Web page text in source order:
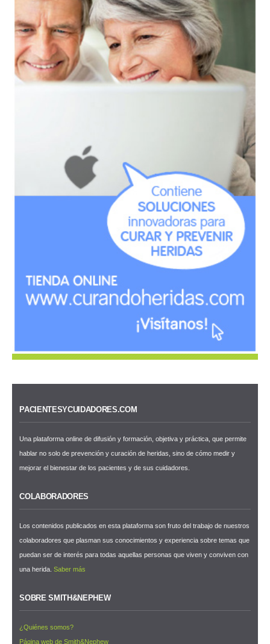
PACIENTESYCUIDADORES.COM
Una plataforma online de difusión y formación, objetiva y práctica, que permite
hablar no solo de prevención y curación de heridas, sino de cómo medir y
mejorar el bienestar de los pacientes y de sus cuidadores.
COLABORADORES
Los contenidos publicados en esta plataforma son fruto del trabajo de nuestros
colaboradores que plasman sus conocimientos y experiencia sobre temas que
puedan ser de interés para todas aquellas personas que viven y conviven con
una herida.Saber más
SOBRE SMITH&NEPHEW
¿Quiénes somos?
Página web de Smith&Nephew